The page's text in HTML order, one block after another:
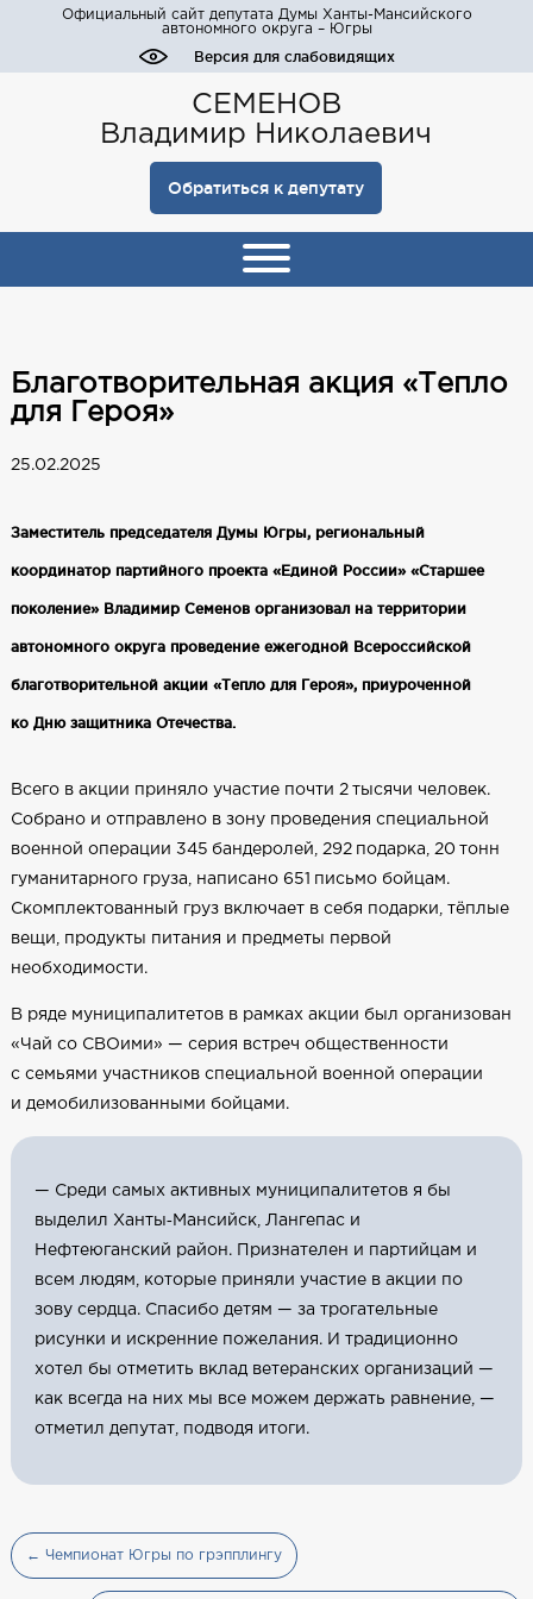
Официальный сайт депутата Думы Ханты-Мансийского
автономного округа – Югры
Версия для слабовидящих
СЕМЕНОВ
Владимир Николаевич
Обратиться к депутату
Благотворительная акция «Тепло
для Героя»
25.02.2025
Заместитель председателя Думы Югры, региональный
координатор партийного проекта «Единой России» «Старшее
поколение» Владимир Семенов организовал на территории
автономного округа проведение ежегодной Всероссийской
благотворительной акции «Тепло для Героя», приуроченной
ко Дню защитника Отечества.
Всего в акции приняло участие почти 2 тысячи человек.
Собрано и отправлено в зону проведения специальной
военной операции 345 бандеролей, 292 подарка, 20 тонн
гуманитарного груза, написано 651 письмо бойцам.
Скомплектованный груз включает в себя подарки, тёплые
вещи, продукты питания и предметы первой
необходимости.
В ряде муниципалитетов в рамках акции был организован
«Чай со СВОими» — серия встреч общественности
с семьями участников специальной военной операции
и демобилизованными бойцами.
— Среди самых активных муниципалитетов я бы
выделил Ханты‑Мансийск, Лангепас и
Нефтеюганский район. Признателен и партийцам и
всем людям, которые приняли участие в акции по
зову сердца. Спасибо детям — за трогательные
рисунки и искренние пожелания. И традиционно
хотел бы отметить вклад ветеранских организаций —
как всегда на них мы все можем держать равнение, —
отметил депутат, подводя итоги.
← Чемпионат Югры по грэпплингу